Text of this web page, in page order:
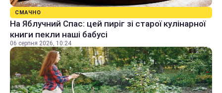
СМАЧНО
На Яблучний Спас: цей пиріг зі старої кулінарної
книги пекли наші бабусі
06 серпня 2026, 10:24